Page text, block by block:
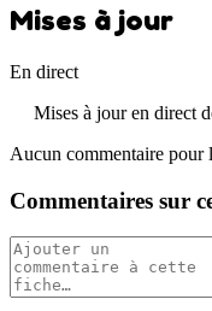
Mises à jour
En direct
Mises à jour en direct
Aucun commentaire pour
Commentaires sur